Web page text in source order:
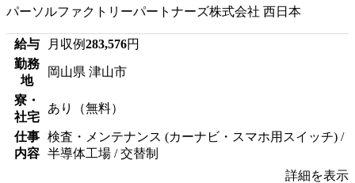
パーソルファクトリーパートナーズ株式会社 西日本
給与 月収例283,576円
勤務
地
岡山県 津山市
寮・
社宅
あり（無料）
仕事
内容
検査・メンテナンス (カーナビ・スマホ用スイッチ) /
半導体工場 / 交替制
詳細を表示